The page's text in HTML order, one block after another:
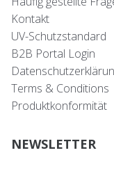
Kontakt
UV-Schutzstandard
B2B Portal Login
Terms & Conditions
Produktkonformität
NEWSLETTER